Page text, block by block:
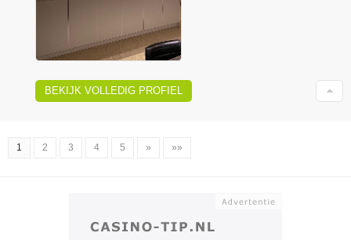
BEKIJK VOLLEDIG PROFIEL
1 2 3 4 5 » »»